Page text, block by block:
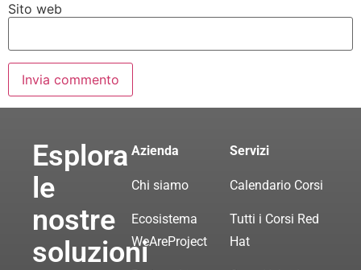
Sito web
Esplora
le
nostre
soluzioni
Azienda
Chi siamo
Ecosistema
WeAreProject
Servizi
Calendario Corsi
Tutti i Corsi Red
Hat